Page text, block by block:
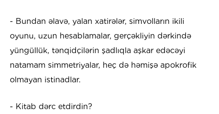
- Bundan əlavə, yalan xatirələr, simvolların ikili
oyunu, uzun hesablamalar, gerçəkliyin dərkində
yüngüllük, tənqidçilərin şadlıqla aşkar edəcəyi
natamam simmetriyalar, heç də həmişə apokrofik
olmayan istinadlar.
- Kitab dərc etdirdin?